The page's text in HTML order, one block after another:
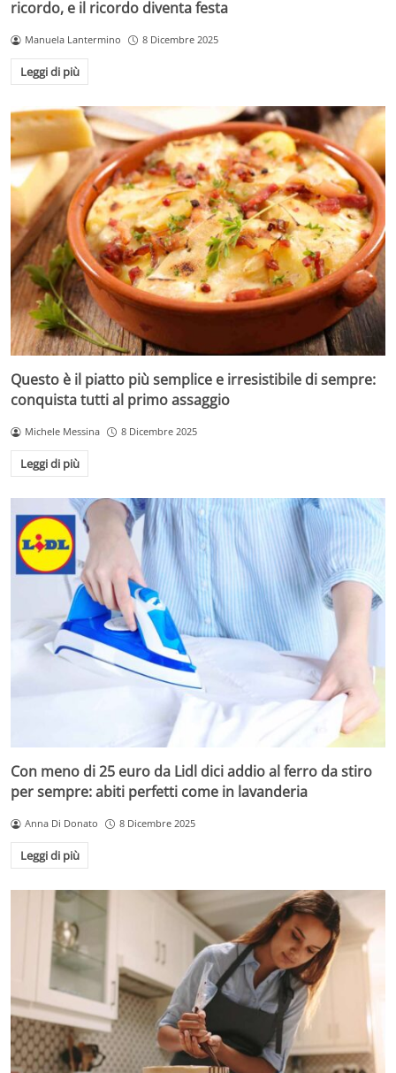
ricordo, e il ricordo diventa festa
Manuela Lantermino 8 Dicembre 2025
Leggi di più
Questo è il piatto più semplice e irresistibile di sempre:
conquista tutti al primo assaggio
Michele Messina 8 Dicembre 2025
Leggi di più
Con meno di 25 euro da Lidl dici addio al ferro da stiro
per sempre: abiti perfetti come in lavanderia
Anna Di Donato 8 Dicembre 2025
Leggi di più